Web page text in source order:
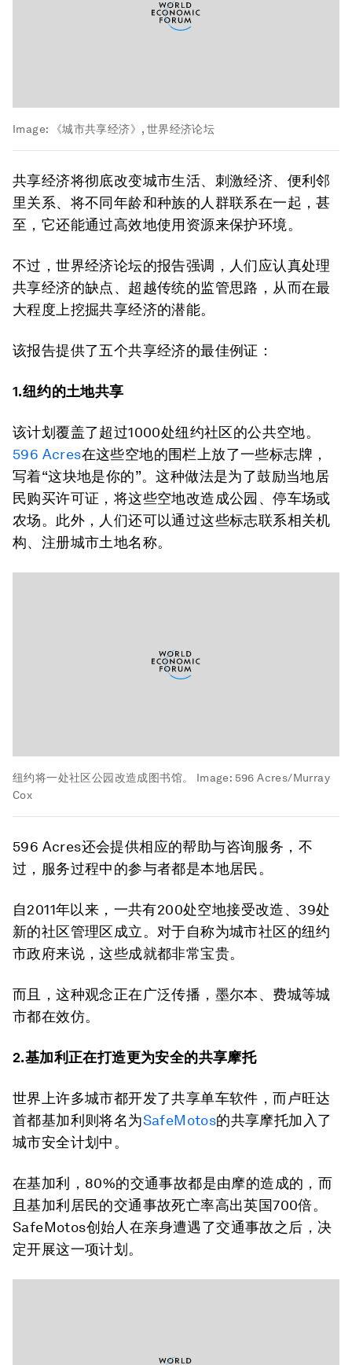
Image: 《城市共享经济》, 世界经济论坛
共享经济将彻底改变城市生活、刺激经济、便利邻
里关系、将不同年龄和种族的人群联系在一起，甚
至，它还能通过高效地使用资源来保护环境。
不过，世界经济论坛的报告强调，人们应认真处理
共享经济的缺点、超越传统的监管思路，从而在最
大程度上挖掘共享经济的潜能。
该报告提供了五个共享经济的最佳例证：
1.纽约的土地共享
该计划覆盖了超过1000处纽约社区的公共空地。
596 Acres在这些空地的围栏上放了一些标志牌，
写着“这块地是你的”。这种做法是为了鼓励当地居
民购买许可证，将这些空地改造成公园、停车场或
农场。此外，人们还可以通过这些标志联系相关机
构、注册城市土地名称。
纽约将一处社区公园改造成图书馆。 Image: 596 Acres/Murray
Cox
596 Acres还会提供相应的帮助与咨询服务，不
过，服务过程中的参与者都是本地居民。
自2011年以来，一共有200处空地接受改造、39处
新的社区管理区成立。对于自称为城市社区的纽约
市政府来说，这些成就都非常宝贵。
而且，这种观念正在广泛传播，墨尔本、费城等城
市都在效仿。
2.基加利正在打造更为安全的共享摩托
世界上许多城市都开发了共享单车软件，而卢旺达
首都基加利则将名为SafeMotos的共享摩托加入了
城市安全计划中。
在基加利，80%的交通事故都是由摩的造成的，而
且基加利居民的交通事故死亡率高出英国700倍。
SafeMotos创始人在亲身遭遇了交通事故之后，决
定开展这一项计划。